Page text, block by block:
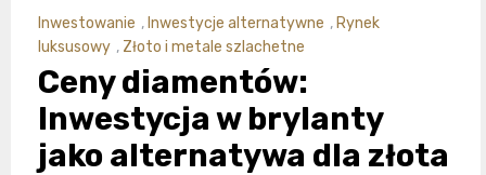
Inwestowanie , Inwestycje alternatywne , Rynek
luksusowy , Złoto i metale szlachetne
Ceny diamentów:
Inwestycja w brylanty
jako alternatywa dla złota